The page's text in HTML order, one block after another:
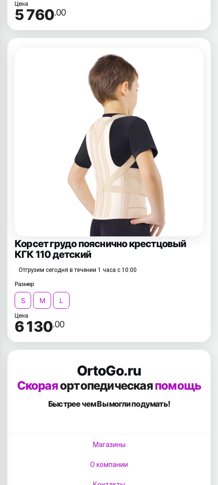
Цена
5 760.00
Корсет грудо пояснично крестцовый
КГК 110 детский
Отгрузим сегодня в течении 1 часа с 10:00
Размер
S M L
Цена
6 130.00
OrtoGo.ru
Скораяортопедическаяпомощь
Быстрее чем Вымогли подумать!
Магазины
О компании